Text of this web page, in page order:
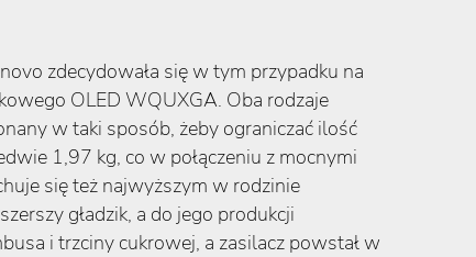
zdecydowała się w tym przypadku na
OLED WQUXGA. Oba rodzaje
w taki sposób, żeby ograniczać ilość
1,97 kg, co w połączeniu z mocnymi
się też najwyższym w rodzinie
gładzik, a do jego produkcji
i trzciny cukrowej, a zasilacz powstał w